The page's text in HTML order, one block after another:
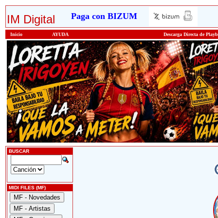
IM Digital Paga con BIZUM
Inicio AYUDA Descarga Directa de
BUSCAR
MIDI FILES (MF)